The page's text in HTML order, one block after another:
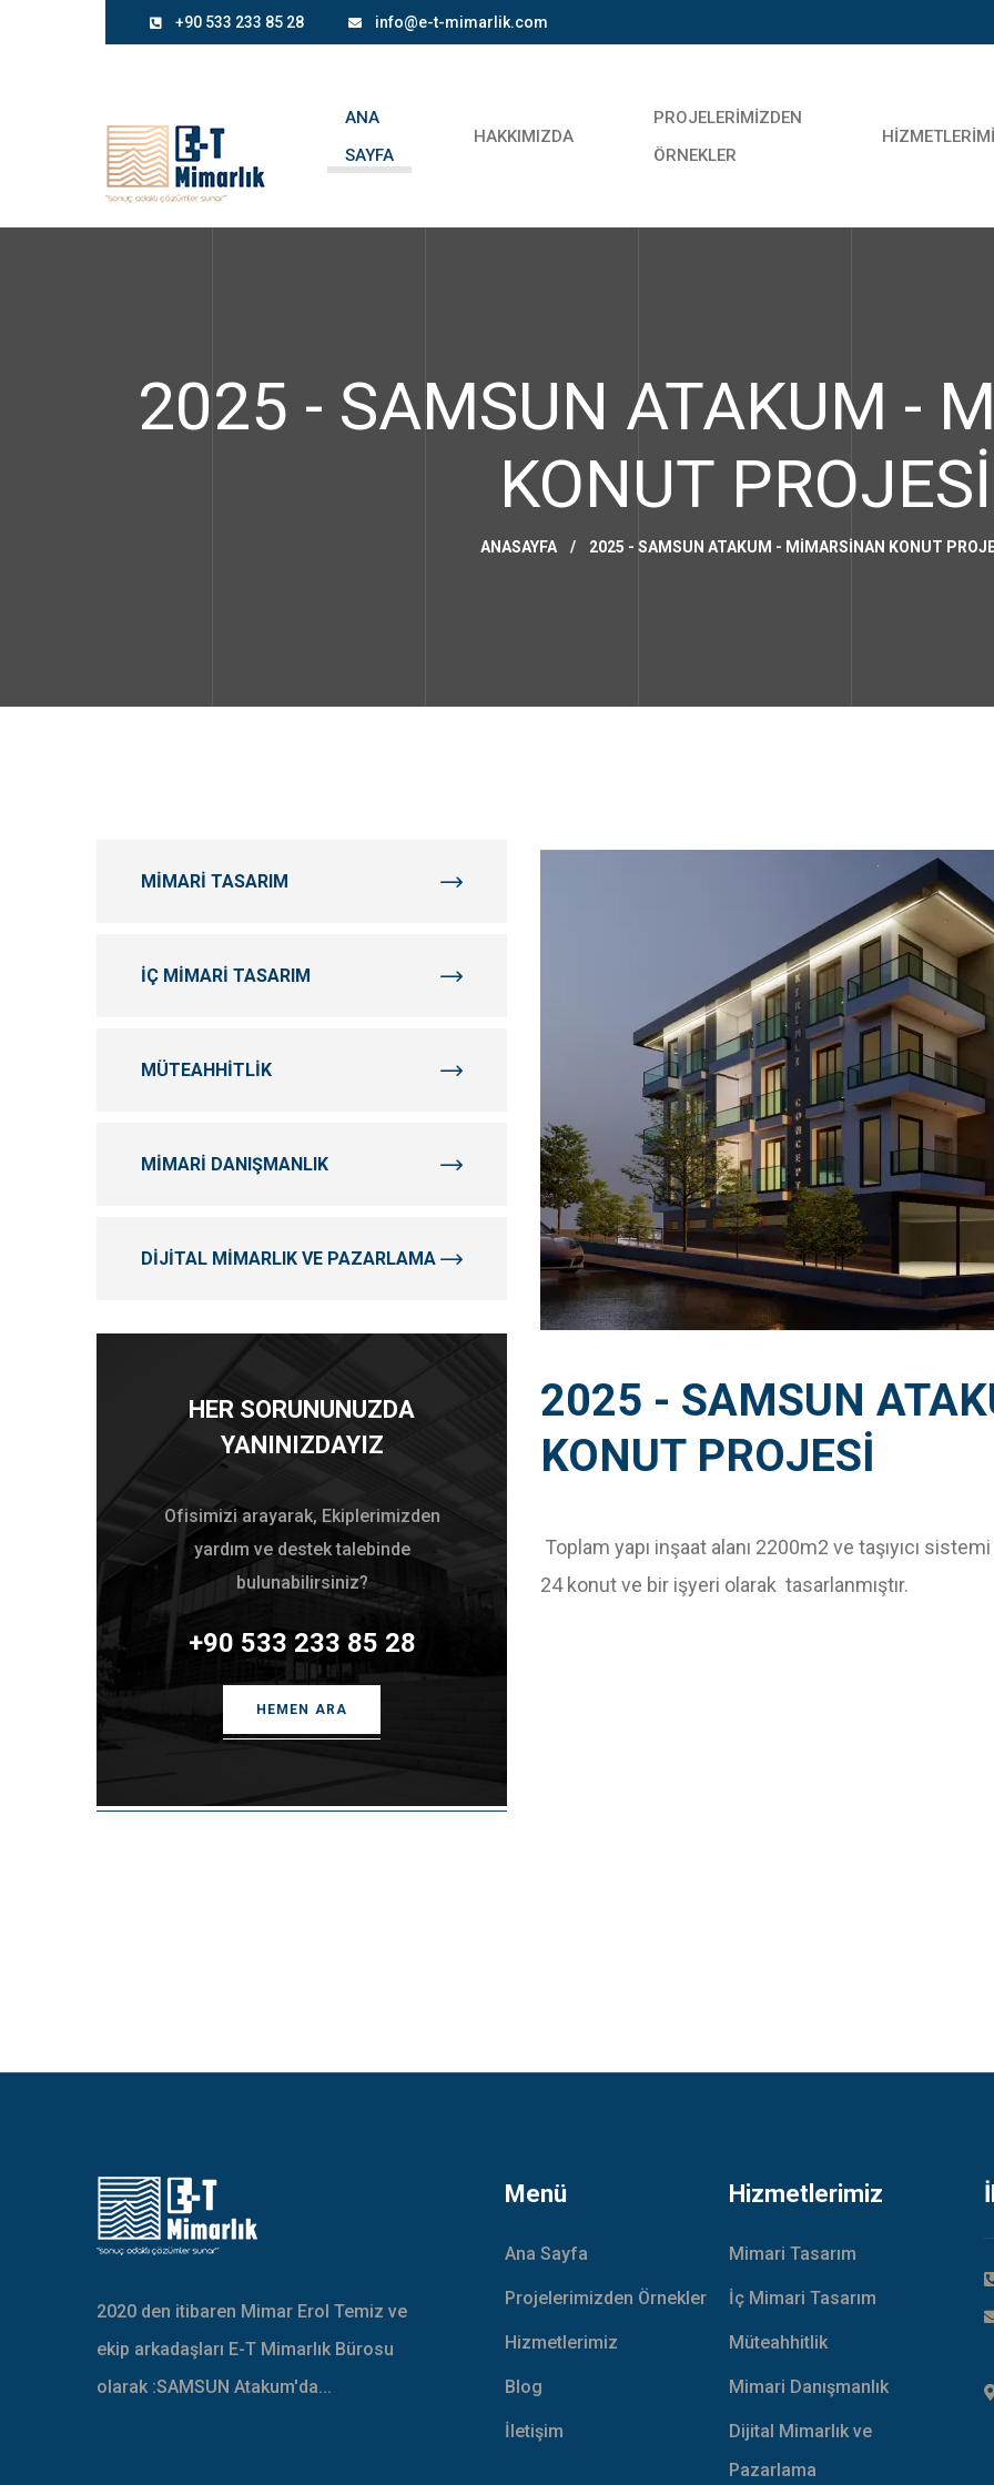
+90 533 233 85 28 info@e-t-mimarlik.com
ANA
SAYFA
HAKKIMIZDA
PROJELERIMIZDEN
ÖRNEKLER
2025 - SAMSUN ATAKUM -
KONUT PROJESİ
ANASAYFA / 2025 - SAMSUN ATAKUM - MİMARSİNAN KONUT
MIMARI TASARIM
İÇ MIMARI TASARIM
MÜTEAHHITLIK
MIMARI DANIŞMANLIK
DIJITAL MIMARLIK VE PAZARLAMA
HER SORUNUNUZDA
YANINIZDAYIZ
Ofisimizi arayarak, Ekiplerimizden
yardım ve destek talebinde
bulunabilirsiniz?
+90 533 233 85 28
HEMEN ARA
2025 - SAMSUN
KONUT PROJESİ
Toplam yapı inşaat alanı 2200m2 ve taşıyıcı
24 konut ve bir işyeri olarak tasarlanmıştır.
2020 den itibaren Mimar Erol Temiz ve
ekip arkadaşları E-T Mimarlık Bürosu
olarak :SAMSUN Atakum'da...
Menü
Ana Sayfa
Projelerimizden Örnekler
Hizmetlerimiz
Blog
İletişim
Hizmetlerimiz
Mimari Tasarım
İç Mimari Tasarım
Müteahhitlik
Mimari Danışmanlık
Dijital Mimarlık ve
Pazarlama